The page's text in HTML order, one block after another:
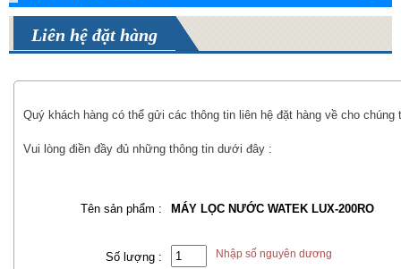
Liên hệ đặt hàng
Quý khách hàng có thể gửi các thông tin liên hệ đặt hàng về cho chúng
Vui lòng điền đầy đủ những thông tin dưới đây :
Tên sản phẩm : MÁY LỌC NƯỚC WATEK LUX-200RO
Số lượng : Nhập số nguyên dương